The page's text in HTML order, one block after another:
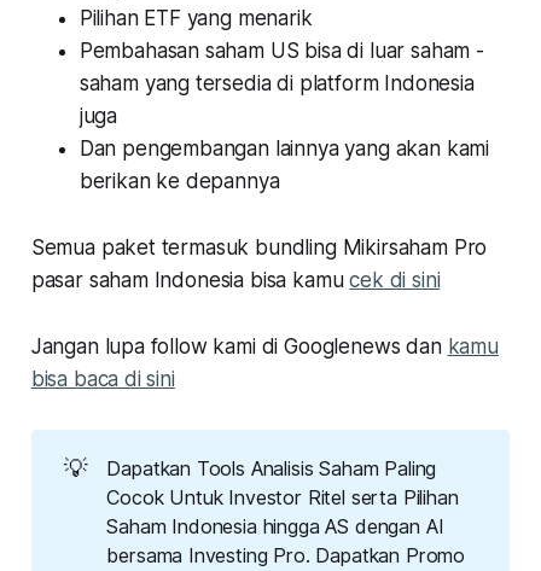
Pilihan ETF yang menarik
Pembahasan saham US bisa di luar saham -
saham yang tersedia di platform Indonesia
juga
Dan pengembangan lainnya yang akan kami
berikan ke depannya
Semua paket termasuk bundling Mikirsaham Pro
pasar saham Indonesia bisa kamucek di sini
Jangan lupa follow kami di Googlenews dan kamu
bisa baca di sini
💡
Dapatkan Tools Analisis Saham Paling
Cocok Untuk Investor Ritel serta Pilihan
Saham Indonesia hingga AS dengan AI
bersama Investing Pro. Dapatkan Promo